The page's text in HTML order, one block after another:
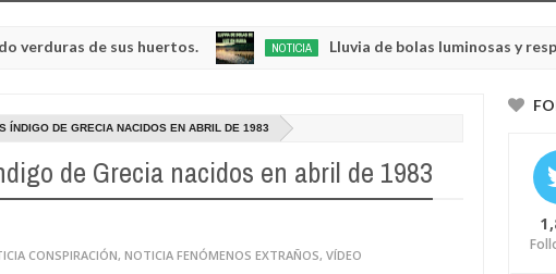
de sus huertos. NOTICIA Lluvia de bolas luminosas y
ÍNDIGO DE GRECIA NACIDOS EN ABRIL DE 1983
de Grecia nacidos en abril de 1983
CONSPIRACIÓN, NOTICIA FENÓMENOS EXTRAÑOS, VÍDEO